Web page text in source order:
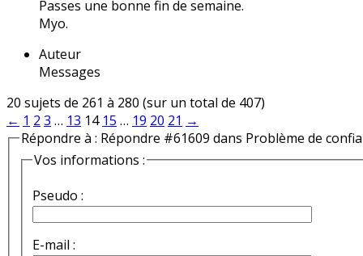
Passes une bonne fin de semaine.
Myo.
Auteur
Messages
20 sujets de 261 à 280 (sur un total de 407)
← 1 2 3 … 13 14 15 … 19 20 21 →
Répondre à : Répondre #61609 dans Problème de
Vos informations :
Pseudo :
E-mail :